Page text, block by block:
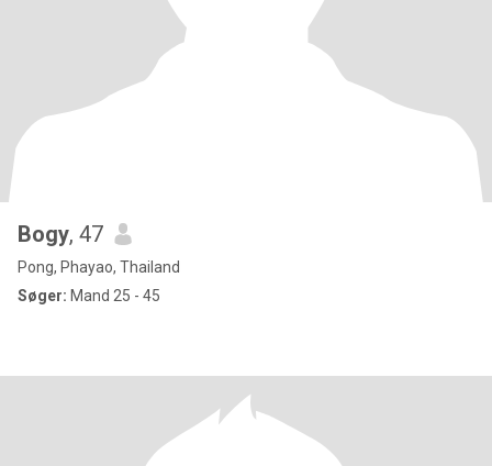
Bogy, 47
Pong, Phayao, Thailand
Søger: Mand 25 - 45